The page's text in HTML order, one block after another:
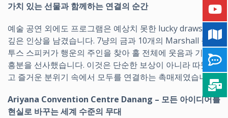
가치 있는 선물과 함께하는 연결의 순간
예술 공연 외에도 프로그램은 예상치 못한 lucky draws로
깊은 인상을 남겼습니다. 7냥의 금과 10개의 Marshall 블루
투스 스피커가 행운의 주인을 찾아 홀 전체에 웃음과 기쁨,
흥분을 선사했습니다. 이것은 단순한 보상이 아니라 따뜻하
고 즐거운 분위기 속에서 모두를 연결하는 촉매제였습니다.
Ariyana Convention Centre Danang – 모든 아이디어를
현실로 바꾸는 세계 수준의 무대